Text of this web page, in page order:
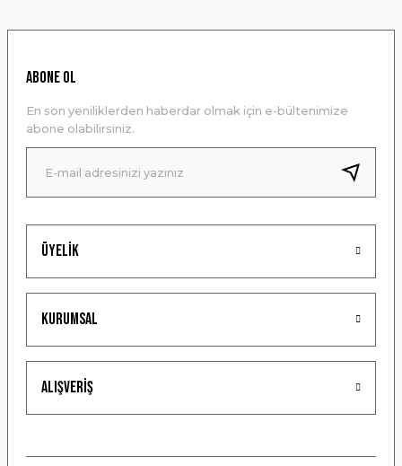
Ürün resmi kalitesiz, bozuk veya görüntülenemiyor.
Ürün bilgilerinde hatalar bulunuyor.
Ürün fiyatı diğer sitelerden daha pahalı.
Bu ürüne benzer farklı alternatifler olmalı.
Gönder
Üyelik
Kurumsal
Alışveriş
ABONE OL
En son yeniliklerden haberdar olmak için e-bültenimize
abone olabilirsiniz.